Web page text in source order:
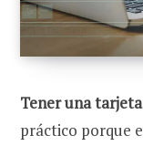
Tener una
práctico porque